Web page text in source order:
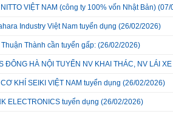
VIỆT NAM (công ty 100% vốn Nhật Bản) (07/
Industry Việt Nam tuyển dụng (26/02/2026)
Thuận Thành cần tuyển gấp: (26/02/2026)
ĐÔNG HÀ NỘI TUYỂN NV KHAI THÁC, NV LÁI
KHÍ SEIKI VIỆT NAM tuyển dụng (26/02/2026)
ELECTRONICS tuyển dụng (26/02/2026)